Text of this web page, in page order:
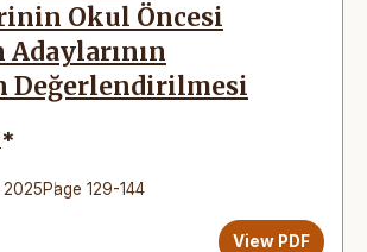
Okul Öncesi
Adaylarının
Değerlendirilmesi
*
2025Page 129-144
View PDF